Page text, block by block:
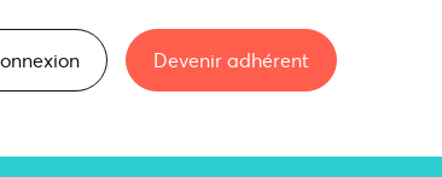
Devenir adhérent